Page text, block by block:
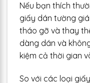
Nếu bạn thích
giấy dán tường
tháo gỡ và thay
dàng dán và
kiệm cả thời gian
So với các loại